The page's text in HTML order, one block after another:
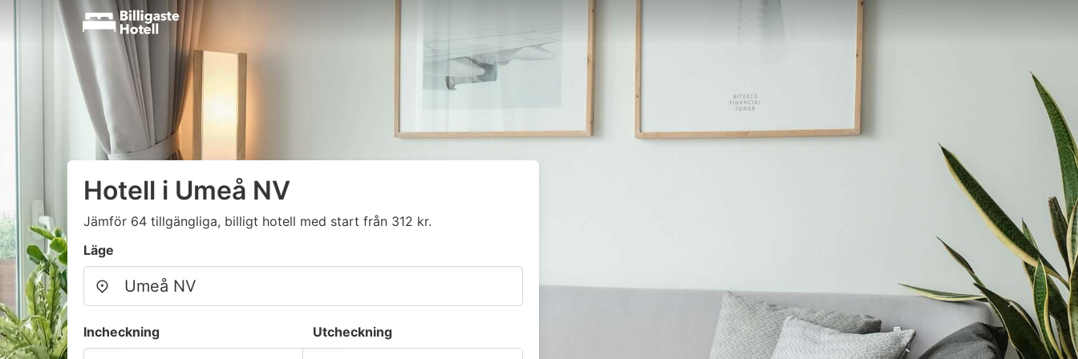
Hotell i Umeå NV
Jämför 64 tillgängliga, billigt hotell med start från 312 kr.
Läge
Incheckning Utcheckning